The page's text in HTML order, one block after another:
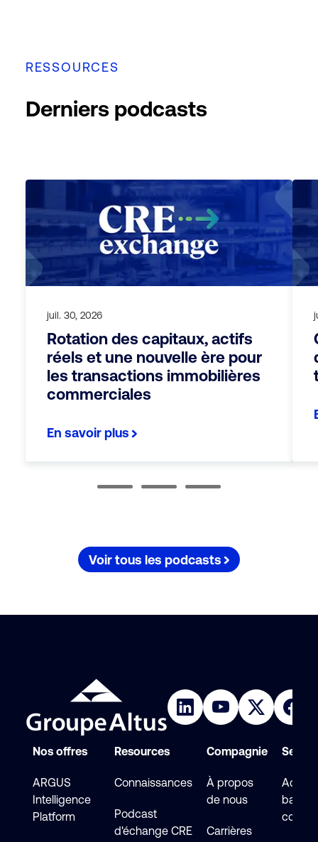
RESSOURCES
Derniers podcasts
juil. 30, 2026
Rotation des capitaux, actifs
réels et une nouvelle ère pour
les transactions immobilières
commerciales
En savoir plus
Voir tous les podcasts
Nos offres
ARGUS
Intelligence
Platform
Resources
Connaissances
Podcast
d'échange CRE
Compagnie
À propos
de nous
Carrières
base